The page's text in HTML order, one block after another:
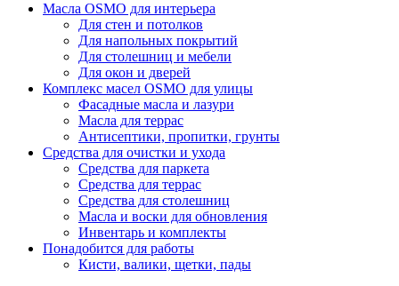
Масла OSMO для интерьера
Для стен и потолков
Для напольных покрытий
Для столешниц и мебели
Для окон и дверей
Комплекс масел OSMO для улицы
Фасадные масла и лазури
Масла для террас
Антисептики, пропитки, грунты
Средства для очистки и ухода
Средства для паркета
Средства для террас
Средства для столешниц
Масла и воски для обновления
Инвентарь и комплекты
Понадобится для работы
Кисти, валики, щетки, пады